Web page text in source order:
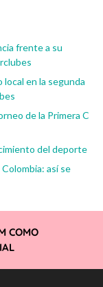
frente a su
local en la segunda
de la Primera C
del deporte
así se
COMO